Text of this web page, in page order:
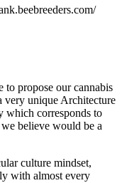
propose our cannabis
very unique Architecture
which corresponds to
believe would be a
culture mindset,
with almost every